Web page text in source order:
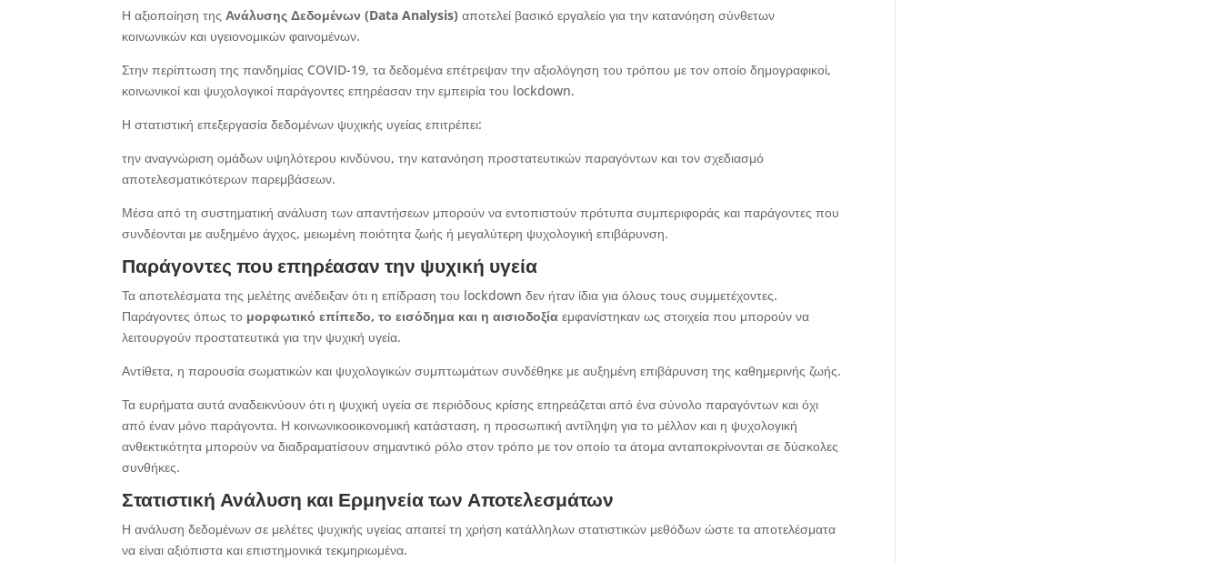
Η αξιοποίηση τηςΑνάλυσης Δεδομένων (Data Analysis) αποτελεί βασικό εργαλείο για την κατανόηση σύνθετων
κοινωνικών και υγειονομικών φαινομένων.
Στην περίπτωση της πανδημίας COVID-19, τα δεδομένα επέτρεψαν την αξιολόγηση του τρόπου με τον οποίο δημογραφικοί,
κοινωνικοί και ψυχολογικοί παράγοντες επηρέασαν την εμπειρία του lockdown.
Η στατιστική επεξεργασία δεδομένων ψυχικής υγείας επιτρέπει:
την αναγνώριση ομάδων υψηλότερου κινδύνου, την κατανόηση προστατευτικών παραγόντων και τον σχεδιασμό
αποτελεσματικότερων παρεμβάσεων.
Μέσα από τη συστηματική ανάλυση των απαντήσεων μπορούν να εντοπιστούν πρότυπα συμπεριφοράς και παράγοντες που
συνδέονται με αυξημένο άγχος, μειωμένη ποιότητα ζωής ή μεγαλύτερη ψυχολογική επιβάρυνση.
Παράγοντες που επηρέασαν την ψυχική υγεία
Τα αποτελέσματα της μελέτης ανέδειξαν ότι η επίδραση του lockdown δεν ήταν ίδια για όλους τους συμμετέχοντες.
Παράγοντες όπως το μορφωτικό επίπεδο, το εισόδημα και η αισιοδοξία εμφανίστηκαν ως στοιχεία που μπορούν να
λειτουργούν προστατευτικά για την ψυχική υγεία.
Αντίθετα, η παρουσία σωματικών και ψυχολογικών συμπτωμάτων συνδέθηκε με αυξημένη επιβάρυνση της καθημερινής ζωής.
Τα ευρήματα αυτά αναδεικνύουν ότι η ψυχική υγεία σε περιόδους κρίσης επηρεάζεται από ένα σύνολο παραγόντων και όχι
από έναν μόνο παράγοντα. Η κοινωνικοοικονομική κατάσταση, η προσωπική αντίληψη για το μέλλον και η ψυχολογική
ανθεκτικότητα μπορούν να διαδραματίσουν σημαντικό ρόλο στον τρόπο με τον οποίο τα άτομα ανταποκρίνονται σε δύσκολες
συνθήκες.
Στατιστική Ανάλυση και Ερμηνεία των Αποτελεσμάτων
Η ανάλυση δεδομένων σε μελέτες ψυχικής υγείας απαιτεί τη χρήση κατάλληλων στατιστικών μεθόδων ώστε τα αποτελέσματα
να είναι αξιόπιστα και επιστημονικά τεκμηριωμένα.